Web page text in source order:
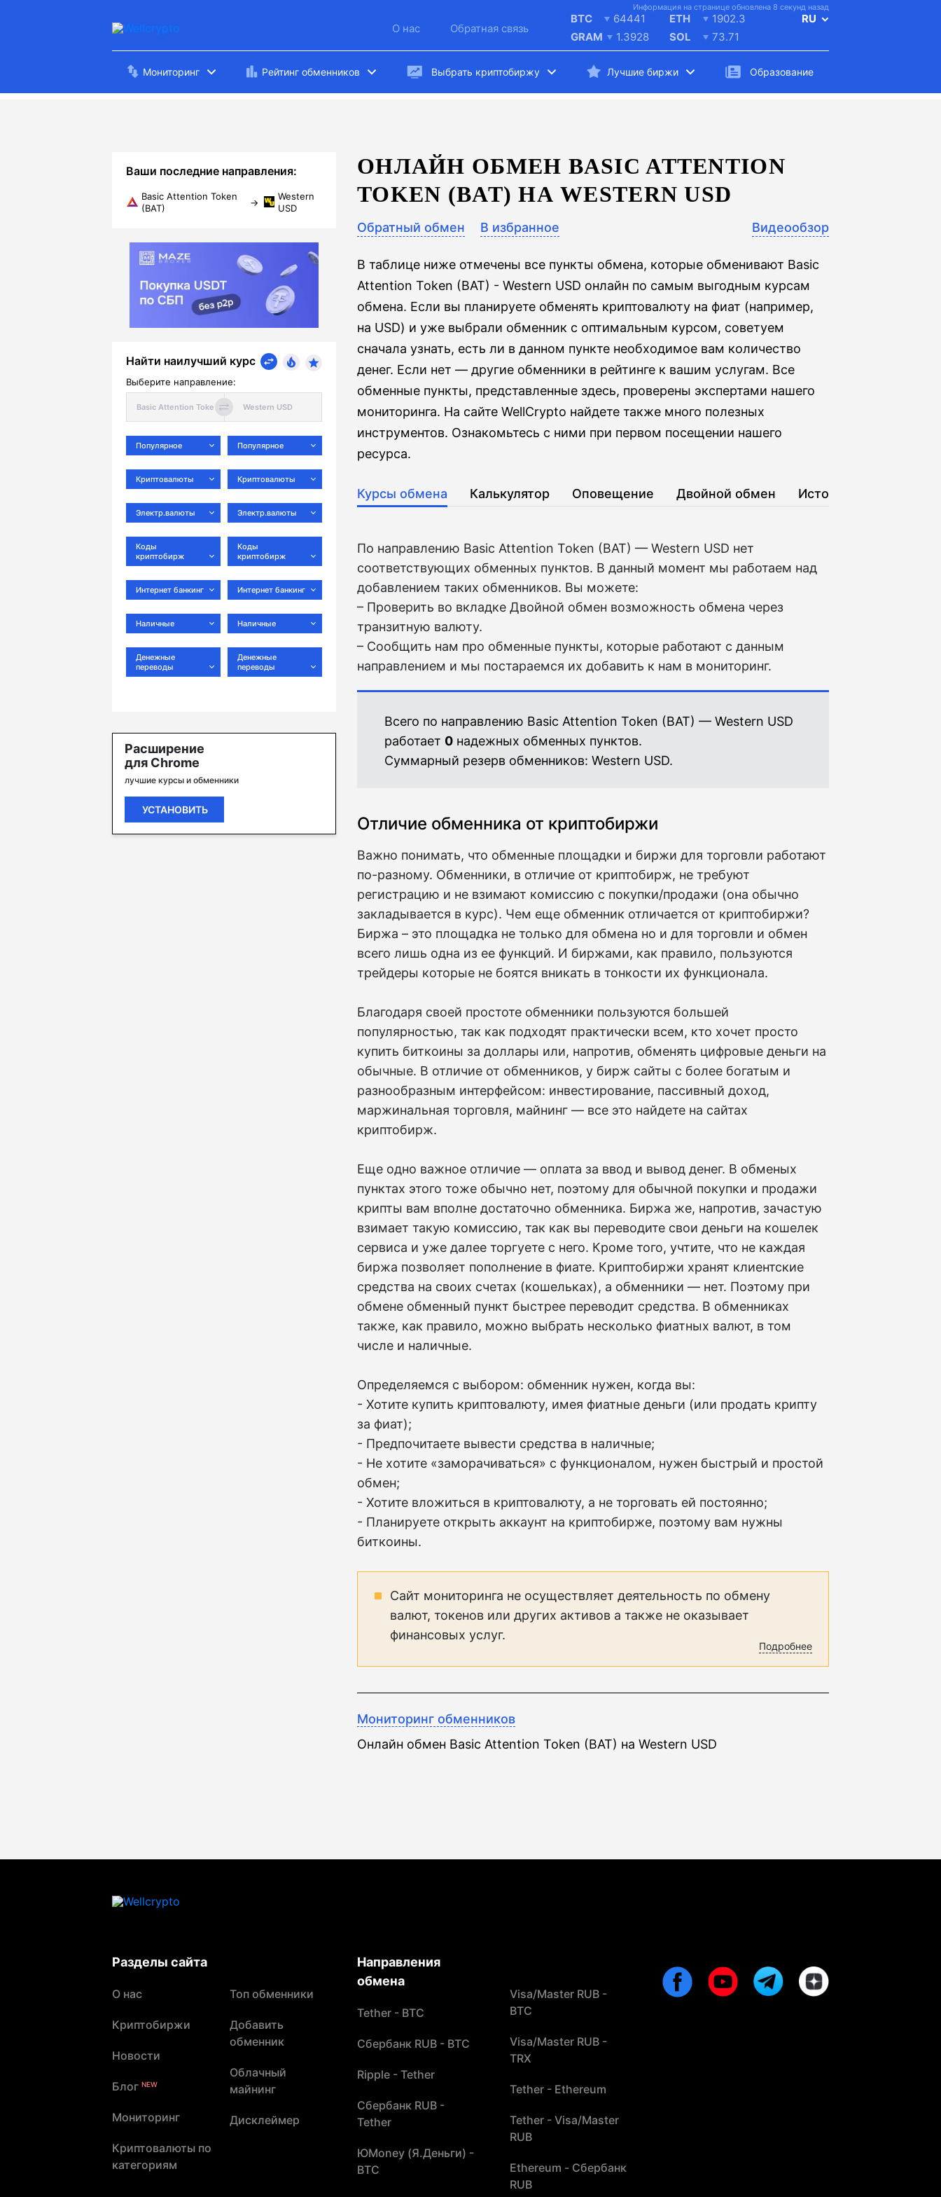
Информация на странице обновлена 8 секунд назад
О нас Обратная связь
BTC
64441
GRAM
1.3928
ETH
1902.3
SOL
73.71
RU
Мониторинг Рейтинг обменников Выбрать криптобиржу Лучшие биржи Образование
Ваши последние направления:
Basic Attention Token
(BAT)
→
Western
USD
Найти наилучший курс
Выберите направление:
Популярное
Криптовалюты
Электр.валюты
Коды
криптобирж
Интернет банкинг
Наличные
Денежные
переводы
Популярное
Криптовалюты
Электр.валюты
Коды
криптобирж
Интернет банкинг
Наличные
Денежные
переводы
Расширение
для Chrome
лучшие курсы и обменники
УСТАНОВИТЬ
ОНЛАЙН ОБМЕН BASIC ATTENTION
TOKEN (BAT) НА WESTERN USD
Обратный обмен В избранное Видеообзор
В таблице ниже отмечены все пункты обмена, которые обменивают Basic
Attention Token (BAT) - Western USD онлайн по самым выгодным курсам
обмена. Если вы планируете обменять криптовалюту на фиат (например,
на USD) и уже выбрали обменник с оптимальным курсом, советуем
сначала узнать, есть ли в данном пункте необходимое вам количество
денег. Если нет — другие обменники в рейтинге к вашим услугам. Все
обменные пункты, представленные здесь, проверены экспертами нашего
мониторинга. На сайте WellCrypto найдете также много полезных
инструментов. Ознакомьтесь с ними при первом посещении нашего
ресурса.
Курсы обмена Калькулятор Оповещение Двойной обмен История
По направлению Basic Attention Token (BAT) — Western USD нет
соответствующих обменных пунктов. В данный момент мы работаем над
добавлением таких обменников. Вы можете:
– Проверить во вкладкe Двойной обмен возможность обмена через
транзитную валюту.
– Сообщить нам про обменные пункты, которые работают с данным
направлением и мы постараемся их добавить к нам в мониторинг.
Всего по направлению Basic Attention Token (BAT) — Western USD
работает 0 надежных обменных пунктов.
Суммарный резерв обменников: Western USD.
Отличие обменника от криптобиржи
Важно понимать, что обменные площадки и биржи для торговли работают
по-разному. Обменники, в отличие от криптобирж, не требуют
регистрацию и не взимают комиссию с покупки/продажи (она обычно
закладывается в курс). Чем еще обменник отличается от криптобиржи?
Биржа – это площадка не только для обмена но и для торговли и обмен
всего лишь одна из ее функций. И биржами, как правило, пользуются
трейдеры которые не боятся вникать в тонкости их функционала.
Благодаря своей простоте обменники пользуются большей
популярностью, так как подходят практически всем, кто хочет просто
купить биткоины за доллары или, напротив, обменять цифровые деньги на
обычные. В отличие от обменников, у бирж сайты с более богатым и
разнообразным интерфейсом: инвестирование, пассивный доход,
маржинальная торговля, майнинг — все это найдете на сайтах
криптобирж.
Еще одно важное отличие — оплата за ввод и вывод денег. В обменых
пунктах этого тоже обычно нет, поэтому для обычной покупки и продажи
крипты вам вполне достаточно обменника. Биржа же, напротив, зачастую
взимает такую комиссию, так как вы переводите свои деньги на кошелек
сервиса и уже далее торгуете с него. Кроме того, учтите, что не каждая
биржа позволяет пополнение в фиате. Криптобиржи хранят клиентские
средства на своих счетах (кошельках), а обменники — нет. Поэтому при
обмене обменный пункт быстрее переводит средства. В обменниках
также, как правило, можно выбрать несколько фиатных валют, в том
числе и наличные.
Определяемся с выбором: обменник нужен, когда вы:
- Хотите купить криптовалюту, имея фиатные деньги (или продать крипту
за фиат);
- Предпочитаете вывести средства в наличные;
- Не хотите «заморачиваться» с функционалом, нужен быстрый и простой
обмен;
- Хотите вложиться в криптовалюту, а не торговать ей постоянно;
- Планируете открыть аккаунт на криптобирже, поэтому вам нужны
биткоины.
Сайт мониторинга не осуществляет деятельность по обмену
валют, токенов или других активов а также не оказывает
финансовых услуг.
Подробнее
Мониторинг обменников
Онлайн обмен Basic Attention Token (BAT) на Western USD
Разделы сайта
О нас
Криптобиржи
Новости
Блог NEW
Мониторинг
Криптовалюты по
категориям
Топ обменники
Добавить
обменник
Облачный
майнинг
Дисклеймер
Направления
обмена
Tether - BTC
Сбербанк RUB - BTC
Ripple - Tether
Сбербанк RUB -
Tether
ЮMoney (Я.Деньги) -
BTC
Visa/Master RUB -
BTC
Visa/Master RUB -
TRX
Tether - Ethereum
Tether - Visa/Master
RUB
Ethereum - Сбербанк
RUB